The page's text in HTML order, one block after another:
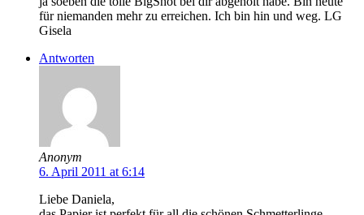
für niemanden mehr zu erreichen. Ich bin hin und weg. LG
Gisela
Antworten
Anonym
6. April 2011 at 6:14
Liebe Daniela,